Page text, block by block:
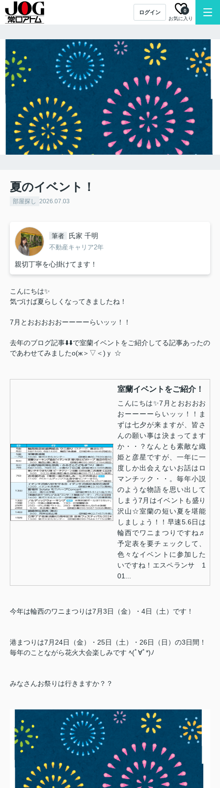
ログイン
お気に入り
0
夏のイベント！
部屋探し 2026.07.03
筆者 氏家 千明
不動産キャリア2年
親切丁寧を心掛けてます！
こんにちは✨
気づけば夏らしくなってきましたね！
7月とおおおおおーーーーらいッッ！！
去年のブログ記事⬇️⬇️で室蘭イベントをご紹介してる記事あったの
であわせてみましたо(ж＞▽＜)ｙ ☆
室蘭イベントをご紹介！
こんにちは✨️7月とおおおお
おーーーーらいッッ！！ま
ずは七夕が来ますが、皆さ
んの願い事は決まってます
か・・？なんとも素敵な織
姫と彦星ですが、一年に一
度しか出会えないお話はロ
マンチック・・。毎年小説
のような物語を思い出して
しまう7月はイベントも盛り
沢山☆室蘭の短い夏を堪能
しましょう！！早速5.6日は
輪西でワニまつりですね♬
予定表を要チェックして、
色々なイベントに参加した
いですね！エスペランサ 1
01...
今年は輪西のワニまつりは7月3日（金）・4日（土）です！
港まつりは7月24日（金）・25日（土）・26日（日）の3日間！
毎年のことながら花火大会楽しみです ﾍ(ﾟ∀ﾟ*)ﾉ
みなさんお祭りは行きますか？？